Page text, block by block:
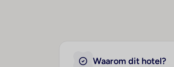
Waarom dit hotel?